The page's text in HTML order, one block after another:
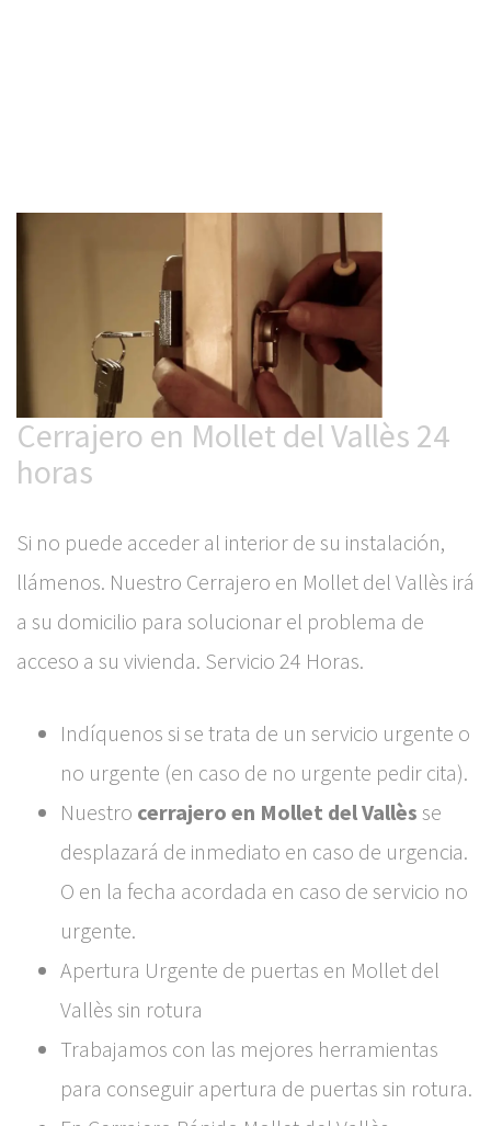
Cerrajero en Mollet del Vallès 24
horas
Si no puede acceder al interior de su instalación,
llámenos. Nuestro Cerrajero en Mollet del Vallès irá
a su domicilio para solucionar el problema de
acceso a su vivienda. Servicio 24 Horas.
Indíquenos si se trata de un servicio urgente o
no urgente (en caso de no urgente pedir cita).
Nuestro cerrajero en Mollet del Vallès se
desplazará de inmediato en caso de urgencia.
O en la fecha acordada en caso de servicio no
urgente.
Apertura Urgente de puertas en Mollet del
Vallès sin rotura
Trabajamos con las mejores herramientas
para conseguir apertura de puertas sin rotura.